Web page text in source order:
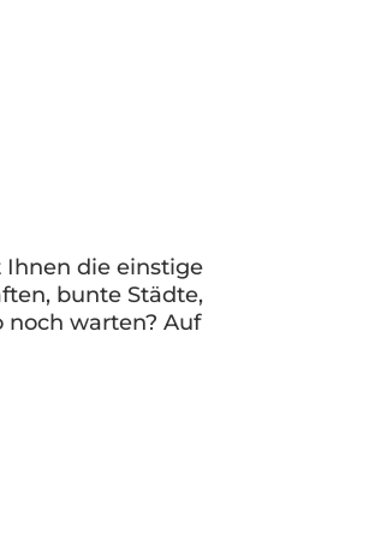
die einstige
bunte Städte,
noch warten? Auf